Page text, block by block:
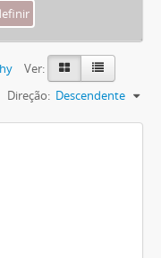
Ver:
Direção: Descendente